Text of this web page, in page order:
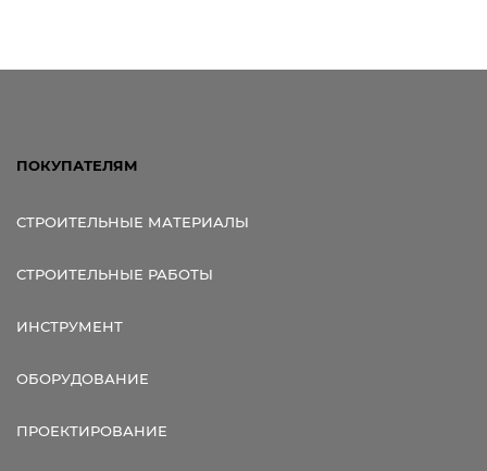
ПОКУПАТЕЛЯМ
СТРОИТЕЛЬНЫЕ МАТЕРИАЛЫ
СТРОИТЕЛЬНЫЕ РАБОТЫ
ИНСТРУМЕНТ
ОБОРУДОВАНИЕ
ПРОЕКТИРОВАНИЕ